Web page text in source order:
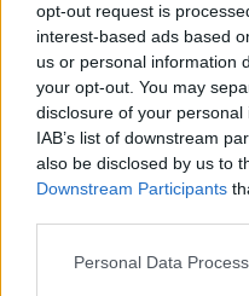
opt-out request is
interest-based ads based
us or personal information
your opt-out. You may
disclosure of your
IAB’s list of downstream
also be disclosed by us to
Downstream Participants
Please note that this
Personal Data
Senato Usa approva maxi-